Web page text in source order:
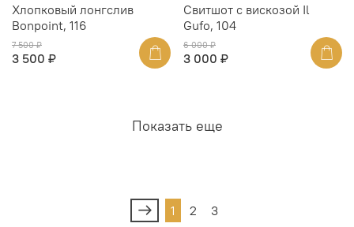
Хлопковый лонгслив
Bonpoint, 116
7 500 ₽
3 500 ₽
Свитшот с вискозой Il
Gufo, 104
6 000 ₽
3 000 ₽
Показать еще
1 2 3